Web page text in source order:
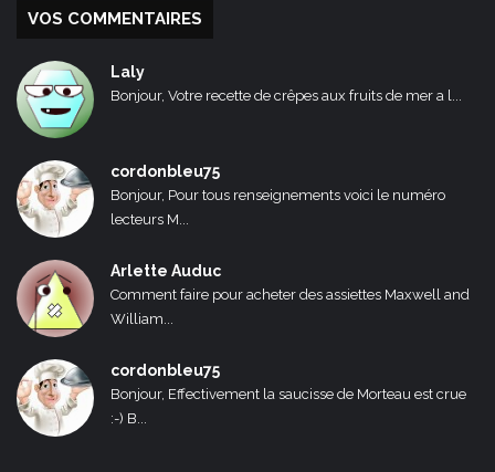
VOS COMMENTAIRES
Laly
Bonjour, Votre recette de crêpes aux fruits de mer a l...
cordonbleu75
Bonjour, Pour tous renseignements voici le numéro
lecteurs M...
Arlette Auduc
Comment faire pour acheter des assiettes Maxwell and
William...
cordonbleu75
Bonjour, Effectivement la saucisse de Morteau est crue
:-) B...